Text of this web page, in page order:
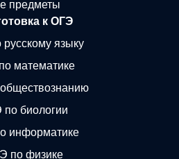
предметы
к ОГЭ
языку
математике
биологии
информатике
по физике